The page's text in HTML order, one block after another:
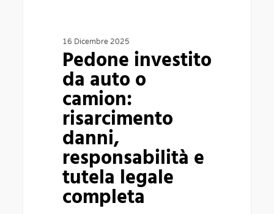
completa
16 Dicembre 2025
Pedone investito
da auto o
camion:
risarcimento
danni,
responsabilità e
tutela legale
completa